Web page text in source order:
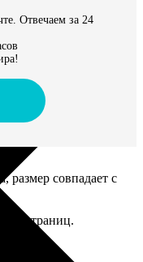
Отвечаем за 24
совпадает с
50 страниц.